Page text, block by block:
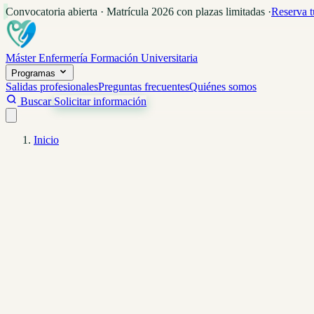
Convocatoria abierta · Matrícula 2026 con plazas limitadas ·Reserva
Máster Enfermería Formación Universitaria
Programas
Salidas profesionalesPreguntas frecuentesQuiénes somos
Buscar Solicitar información
Inicio